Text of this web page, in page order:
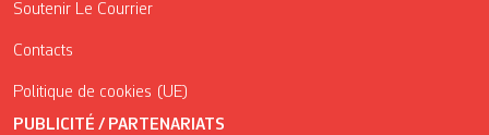
Soutenir Le Courrier
Contacts
Politique de cookies (UE)
PUBLICITÉ / PARTENARIATS